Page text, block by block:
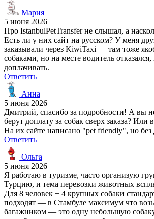
Мария
5 июня 2026
Про IstanbulPetTransfer не слышал, а
Есть ли у них сайт на русском? У меня
заказывали через KiwiTaxi — там тоже
собаками, но на месте водитель
доплачивать.
Ответить
Анна
5 июня 2026
Дмитрий, спасибо за подробности! А вы
берут доплату за собак сверх заказа? Или
На их сайте написано "pet friendly", но без
Ответить
Ольга
5 июня 2026
Я работаю в туризме, часто организую
Турцию, и тема перевозки животных
Для 8 человек + 4 крупных собаки
подходят — в Стамбуле максимум что
багажником — это одну небольшую